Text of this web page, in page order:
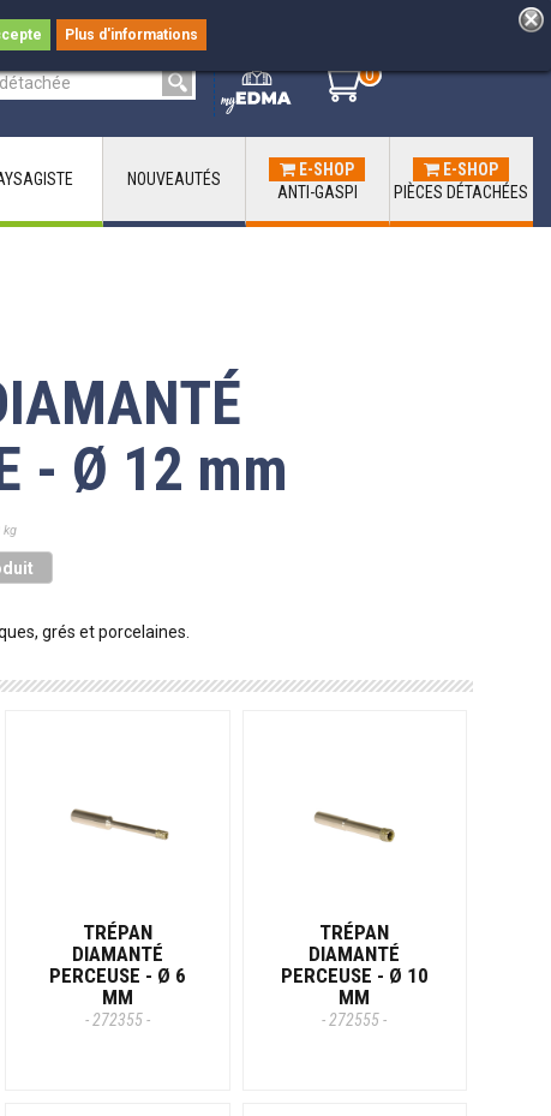
0
0
Plus d'informations
NOUVEAUTÉS
E-SHOP
ANTI-GASPI
E-SHOP
PIÈCES DÉTACHÉES
- Ø 12 mm
kg
grés et porcelaines.
TRÉPAN
DIAMANTÉ
PERCEUSE - Ø 6
MM
- 272355 -
TRÉPAN
DIAMANTÉ
PERCEUSE - Ø 10
MM
- 272555 -